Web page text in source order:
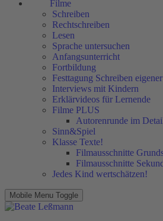
Filme
Schreiben
Rechtschreiben
Lesen
Sprache untersuchen
Anfangsunterricht
Fortbildung
Festtagung Schreiben
Interviews mit Kindern
Erklärvideos für Lernende
Filme PLUS
Autorenrunde im
Sinn&Spiel
Klasse Texte!
Filmausschnitte
Filmausschnitte
Jedes Kind wertschätzen!
Mobile Menu Toggle